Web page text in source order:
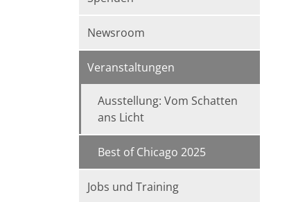
Newsroom
Veranstaltungen
Ausstellung: Vom Schatten
ans Licht
Best of Chicago 2025
Jobs und Training